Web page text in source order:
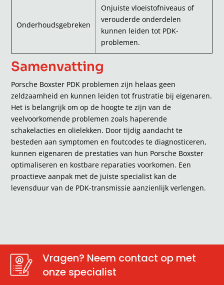
Onderhoudsgebreken
Onjuiste vloeistofniveaus of
verouderde onderdelen
kunnen leiden tot PDK-
problemen.
Samenvatting
Porsche Boxster PDK problemen zijn helaas geen
zeldzaamheid en kunnen leiden tot frustratie bij eigenaren.
Het is belangrijk om op de hoogte te zijn van de
veelvoorkomende problemen zoals haperende
schakelacties en olielekken. Door tijdig aandacht te
besteden aan symptomen en foutcodes te diagnosticeren,
kunnen eigenaren de prestaties van hun Porsche Boxster
optimaliseren en kostbare reparaties voorkomen. Een
proactieve aanpak met de juiste specialist kan de
levensduur van de PDK-transmissie aanzienlijk verlengen.
Vragen? Neem contact op met
onze specialist